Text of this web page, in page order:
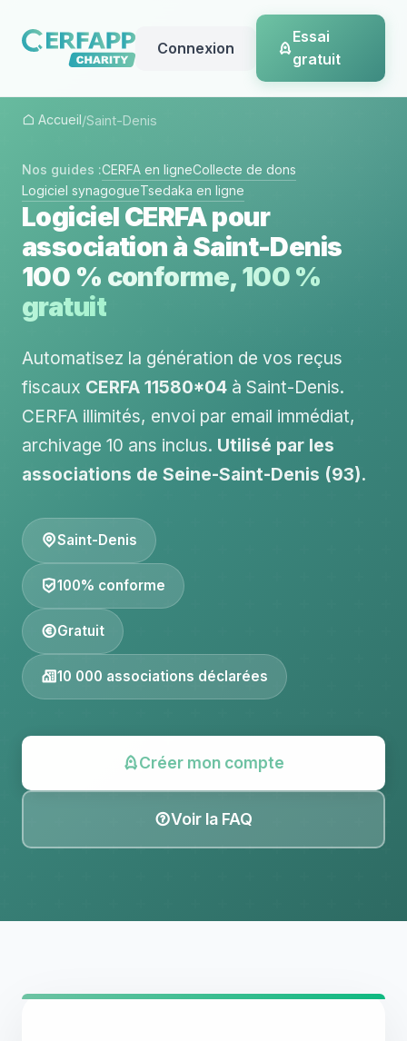
Connexion
Essai
gratuit
Accueil/Saint-Denis
Nos guides :CERFA en ligneCollecte de dons
Logiciel synagogueTsedaka en ligne
Logiciel CERFA pour
association à Saint-Denis
100 % conforme, 100 %
gratuit
Automatisez la génération de vos reçus
fiscaux CERFA 11580*04 à Saint-Denis.
CERFA illimités, envoi par email immédiat,
archivage 10 ans inclus. Utilisé par les
associations de Seine-Saint-Denis (93).
Saint-Denis
100% conforme
Gratuit
10 000 associations déclarées
Créer mon compte
Voir la FAQ